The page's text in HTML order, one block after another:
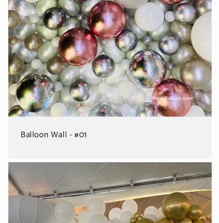
Balloon Wall - #01